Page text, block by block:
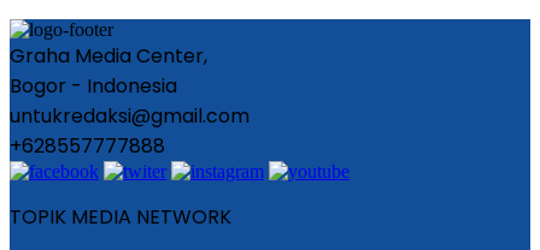
Graha Media Center,
Bogor - Indonesia
untukredaksi@gmail.com
+628557777888
TOPIK MEDIA NETWORK